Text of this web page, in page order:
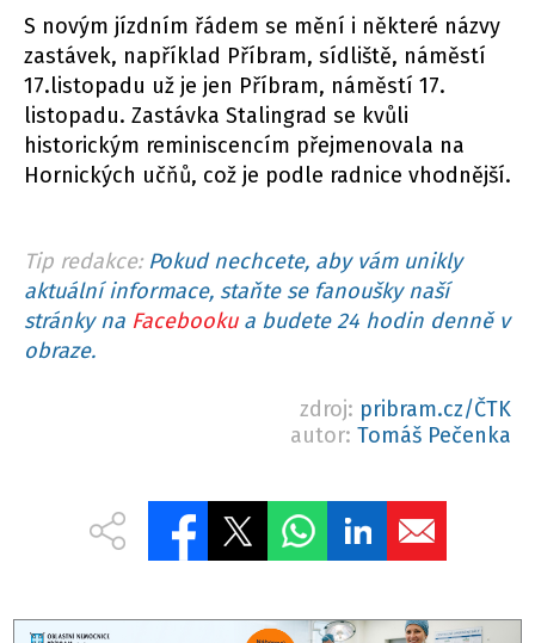
S novým jízdním řádem se mění i některé názvy
zastávek, například Příbram, sídliště, náměstí
17.listopadu už je jen Příbram, náměstí 17.
listopadu. Zastávka Stalingrad se kvůli
historickým reminiscencím přejmenovala na
Hornických učňů, což je podle radnice vhodnější.
Tip redakce: Pokud nechcete, aby vám unikly
aktuální informace, staňte se fanoušky naší
stránky na Facebookua budete 24 hodin denně v
obraze.
zdroj: pribram.cz/ČTK
autor: Tomáš Pečenka